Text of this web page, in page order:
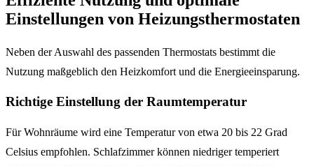
Einstellungen von Heizungsthermostaten
Neben der Auswahl des passenden Thermostats bestimmt die
Nutzung maßgeblich den Heizkomfort und die Energieeinsparung.
Richtige Einstellung der Raumtemperatur
Für Wohnräume wird eine Temperatur von etwa 20 bis 22 Grad
Celsius empfohlen. Schlafzimmer können niedriger temperiert